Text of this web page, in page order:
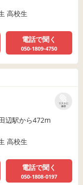
高校生
電話で聞く
050-1809-4750
リストに
保存
辺駅から472m
高校生
電話で聞く
050-1808-0197